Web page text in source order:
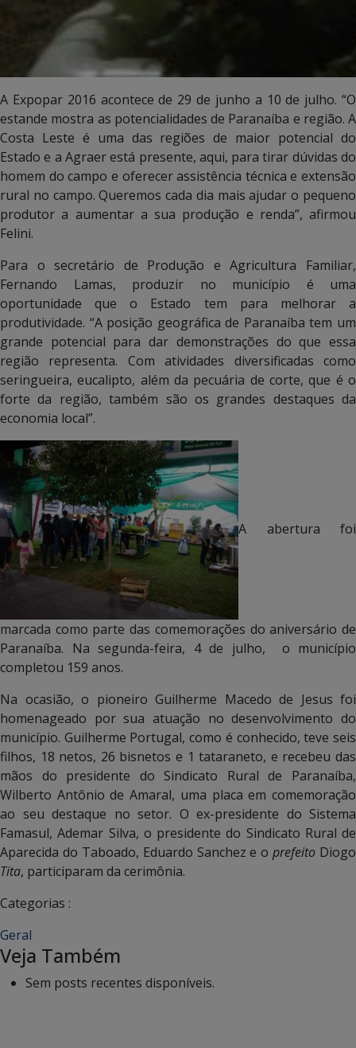
A Expopar 2016 acontece de 29 de junho a 10 de julho. “O
estande mostra as potencialidades de Paranaíba e região. A
Costa Leste é uma das regiões de maior potencial do
Estado e a Agraer está presente, aqui, para tirar dúvidas do
homem do campo e oferecer assistência técnica e extensão
rural no campo. Queremos cada dia mais ajudar o pequeno
produtor a aumentar a sua produção e renda”, afirmou
Felini.
Para o secretário de Produção e Agricultura Familiar,
Fernando Lamas, produzir no município é uma
oportunidade que o Estado tem para melhorar a
produtividade. “A posição geográfica de Paranaíba tem um
grande potencial para dar demonstrações do que essa
região representa. Com atividades diversificadas como
seringueira, eucalipto, além da pecuária de corte, que é o
forte da região, também são os grandes destaques da
economia local”.
A abertura foi
marcada como parte das comemorações do aniversário de
Paranaíba. Na segunda-feira, 4 de julho, o município
completou 159 anos.
Na ocasião, o pioneiro Guilherme Macedo de Jesus foi
homenageado por sua atuação no desenvolvimento do
município. Guilherme Portugal, como é conhecido, teve seis
filhos, 18 netos, 26 bisnetos e 1 tataraneto, e recebeu das
mãos do presidente do Sindicato Rural de Paranaíba,
Wilberto Antônio de Amaral, uma placa em comemoração
ao seu destaque no setor. O ex-presidente do Sistema
Famasul, Ademar Silva, o presidente do Sindicato Rural de
Aparecida do Taboado, Eduardo Sanchez e oprefeito Diogo
Tita, participaram da cerimônia.
Categorias :
Geral
Veja Também
Sem posts recentes disponíveis.